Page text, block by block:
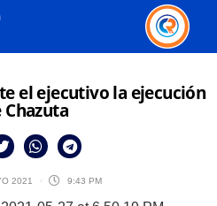
el ejecutivo la ejecución
2021 9:43 PM